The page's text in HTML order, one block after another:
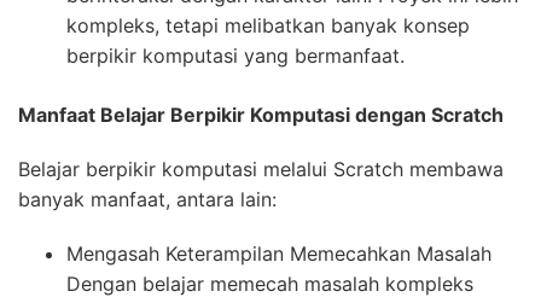
kompleks, tetapi melibatkan banyak konsep
berpikir komputasi yang bermanfaat.
Manfaat Belajar Berpikir Komputasi dengan Scratch
Belajar berpikir komputasi melalui Scratch membawa
banyak manfaat, antara lain:
Mengasah Keterampilan Memecahkan Masalah
Dengan belajar memecah masalah kompleks